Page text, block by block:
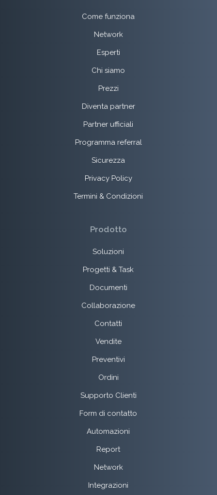
Come funziona
Network
Esperti
Chi siamo
Prezzi
Diventa partner
Partner ufficiali
Programma referral
Sicurezza
Privacy Policy
Termini & Condizioni
Prodotto
Soluzioni
Progetti & Task
Documenti
Collaborazione
Contatti
Vendite
Preventivi
Ordini
Supporto Clienti
Form di contatto
Automazioni
Report
Network
Integrazioni